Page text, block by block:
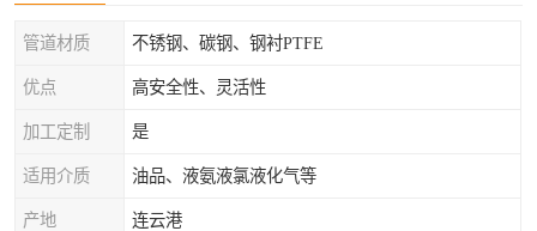
管道材质 不锈钢、碳钢、钢衬PTFE
优点 高安全性、灵活性
加工定制 是
适用介质 油品、液氨液氯液化气等
产地 连云港